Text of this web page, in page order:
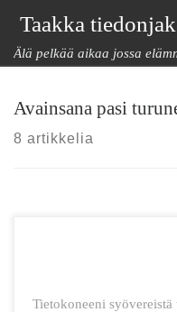
Skip to content
Taakka
Älä pelkää aikaa jossa
Avainsana pasi
8 artikkelia
Tietokoneeni